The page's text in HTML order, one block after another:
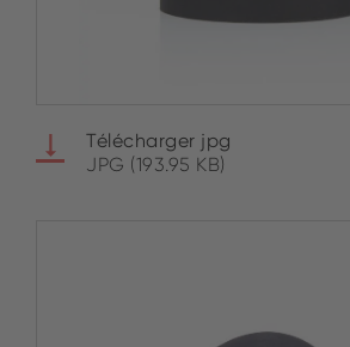
Télécharger jpg
JPG (193.95 KB)